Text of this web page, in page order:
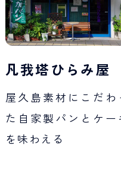
凡我塔ひらみ屋
屋久島素材にこだわ
た自家製パンとケー
を味わえる